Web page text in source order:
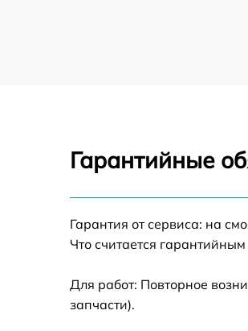
Замена USB порта
Veber
Ремонт цепи питания
Замена шим
бинокля Veber
Гарантийные
Гарантия от сервиса: на
Что считается
Для работ: Повторное
запчасти).